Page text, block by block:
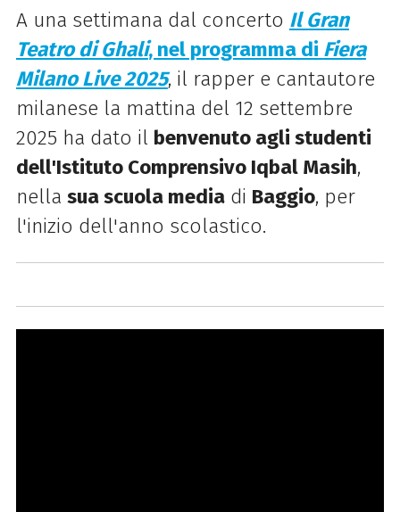
A una settimana dal concerto Il Gran
Teatro di Ghali, nel programma di Fiera
Milano Live 2025, il rapper e cantautore
milanese la mattina del 12 settembre
2025 ha dato il benvenuto agli studenti
dell'Istituto Comprensivo Iqbal Masih,
nella sua scuola mediadi Baggio, per
l'inizio dell'anno scolastico.